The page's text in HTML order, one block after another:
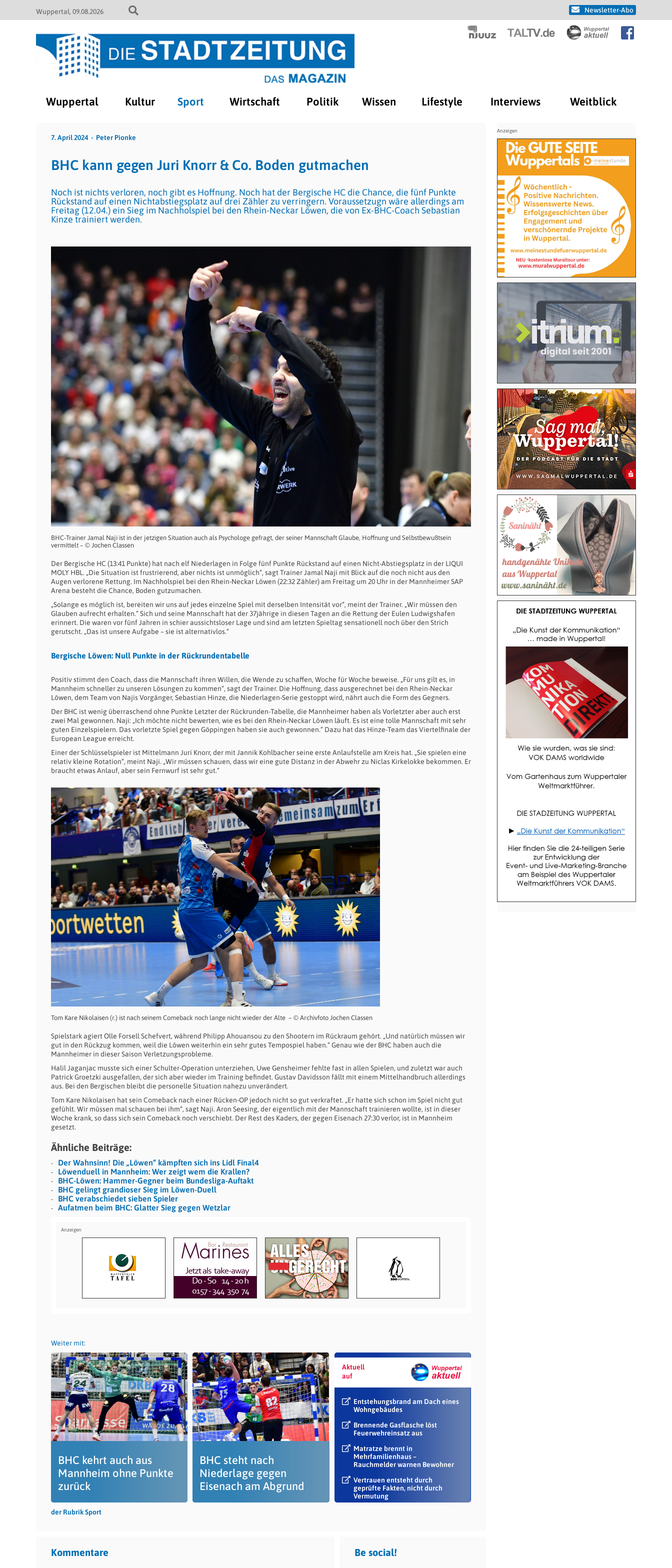
Wuppertal 09.08.2026 Newsletter-Abo
Wuppertal Kultur Sport Wirtschaft Politik Wissen Lifestyle Interviews Weitblick
7. April 2024 Peter Pionke
BHC kann gegen Juri Knorr & Co. Boden gutmachen
Noch ist nichts verloren, noch gibt es Hoffnung. Noch hat der Bergische HC die Chance, die fünf Punkte
Rückstand auf einen Nichtabstiegsplatz auf drei Zähler zu verringern. Voraussetzugn wäre allerdings am
Freitag (12.04.) ein Sieg im Nachholspiel bei den Rhein-Neckar Löwen, die von Ex-BHC-Coach Sebastian
Kinze trainiert werden.
BHC-Trainer Jamal Naji ist in der jetzigen Situation auch als Psychologe gefragt, der seiner Mannschaft Glaube, Hoffnung und Selbstbewußtsein
vermittelt – © Jochen Classen
Der Bergische HC (13:41 Punkte) hat nach elf Niederlagen in Folge fünf Punkte Rückstand auf einen Nicht-Abstiegsplatz in der LIQUI
MOLY HBL. „Die Situation ist frustrierend, aber nichts ist unmöglich“, sagt Trainer Jamal Naji mit Blick auf die noch nicht aus den
Augen verlorene Rettung. Im Nachholspiel bei den Rhein-Neckar Löwen (22:32 Zähler) am Freitag um 20 Uhr in der Mannheimer SAP
Arena besteht die Chance, Boden gutzumachen.
„Solange es möglich ist, bereiten wir uns auf jedes einzelne Spiel mit derselben Intensität vor“, meint der Trainer. „Wir müssen den
Glauben aufrecht erhalten.“ Sich und seine Mannschaft hat der 37jährige in diesen Tagen an die Rettung der Eulen Ludwigshafen
erinnert. Die waren vor fünf Jahren in schier aussichtsloser Lage und sind am letzten Spieltag sensationell noch über den Strich
gerutscht. „Das ist unsere Aufgabe – sie ist alternativlos.“
Bergische Löwen: Null Punkte in der Rückrundentabelle
Positiv stimmt den Coach, dass die Mannschaft ihren Willen, die Wende zu schaffen, Woche für Woche beweise. „Für uns gilt es, in
Mannheim schneller zu unseren Lösungen zu kommen“, sagt der Trainer. Die Hoffnung, dass ausgerechnet bei den Rhein-Neckar
Löwen, dem Team von Najis Vorgänger, Sebastian Hinze, die Niederlagen-Serie gestoppt wird, nährt auch die Form des Gegners.
Der BHC ist wenig überraschend ohne Punkte Letzter der Rückrunden-Tabelle, die Mannheimer haben als Vorletzter aber auch erst
zwei Mal gewonnen. Naji: „Ich möchte nicht bewerten, wie es bei den Rhein-Neckar Löwen läuft. Es ist eine tolle Mannschaft mit sehr
guten Einzelspielern. Das vorletzte Spiel gegen Göppingen haben sie auch gewonnen.“ Dazu hat das Hinze-Team das Viertelfinale der
European League erreicht.
Einer der Schlüsselspieler ist Mittelmann Juri Knorr, der mit Jannik Kohlbacher seine erste Anlaufstelle am Kreis hat. „Sie spielen eine
relativ kleine Rotation“, meint Naji. „Wir müssen schauen, dass wir eine gute Distanz in der Abwehr zu Niclas Kirkelokke bekommen. Er
braucht etwas Anlauf, aber sein Fernwurf ist sehr gut.“
Tom Kare Nikolaisen (r.) ist nach seinem Comeback noch lange nicht wieder der Alte – © Archivfoto Jochen Classen
Spielstark agiert Olle Forsell Schefvert, während Philipp Ahouansou zu den Shootern im Rückraum gehört. „Und natürlich müssen wir
gut in den Rückzug kommen, weil die Löwen weiterhin ein sehr gutes Tempospiel haben.“ Genau wie der BHC haben auch die
Mannheimer in dieser Saison Verletzungsprobleme.
Halil Jaganjac musste sich einer Schulter-Operation unterziehen, Uwe Gensheimer fehlte fast in allen Spielen, und zuletzt war auch
Patrick Groetzki ausgefallen, der sich aber wieder im Training befindet. Gustav Davidsson fällt mit einem Mittelhandbruch allerdings
aus. Bei den Bergischen bleibt die personelle Situation nahezu unverändert.
Tom Kare Nikolaisen hat sein Comeback nach einer Rücken-OP jedoch nicht so gut verkraftet. „Er hatte sich schon im Spiel nicht gut
gefühlt. Wir müssen mal schauen bei ihm“, sagt Naji. Aron Seesing, der eigentlich mit der Mannschaft trainieren wollte, ist in dieser
Woche krank, so dass sich sein Comeback noch verschiebt. Der Rest des Kaders, der gegen Eisenach 27:30 verlor, ist in Mannheim
gesetzt.
Ähnliche Beiträge:
Der Wahnsinn! Die „Löwen“ kämpften sich ins Lidl Final4
Löwenduell in Mannheim: Wer zeigt wem die Krallen?
BHC-Löwen: Hammer-Gegner beim Bundesliga-Auftakt
BHC gelingt grandioser Sieg im Löwen-Duell
BHC verabschiedet sieben Spieler
Aufatmen beim BHC: Glatter Sieg gegen Wetzlar
Weiter mit:
BHC kehrt auch aus
Mannheim ohne Punkte
zurück
BHC steht nach
Niederlage gegen
Eisenach am Abgrund
Aktuell
auf
Entstehungsbrand am Dach eines
Wohngebäudes
Brennende Gasflasche löst
Feuerwehreinsatz aus
Matratze brennt in
Mehrfamilienhaus –
Rauchmelder warnen Bewohner
Vertrauen entsteht durch
geprüfte Fakten, nicht durch
Vermutung
der Rubrik Sport
Kommentare Be social!